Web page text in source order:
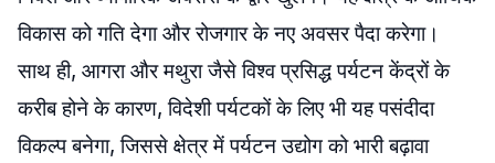
विकास को गति देगा और रोजगार के नए अवसर पैदा करेगा।
साथ ही, आगरा और मथुरा जैसे विश्व प्रसिद्ध पर्यटन केंद्रों के
करीब होने के कारण, विदेशी पर्यटकों के लिए भी यह पसंदीदा
विकल्प बनेगा, जिससे क्षेत्र में पर्यटन उद्योग को भारी बढ़ावा